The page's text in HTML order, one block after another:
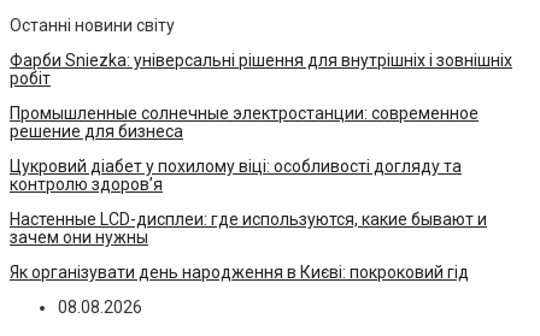
Останні новини світу
Фарби Sniezka: універсальні рішення для внутрішніх і зовнішніх
робіт
Промышленные солнечные электростанции: современное
решение для бизнеса
Цукровий діабет у похилому віці: особливості догляду та
контролю здоров’я
Настенные LCD-дисплеи: где используются, какие бывают и
зачем они нужны
Як організувати день народження в Києві: покроковий гід
08.08.2026